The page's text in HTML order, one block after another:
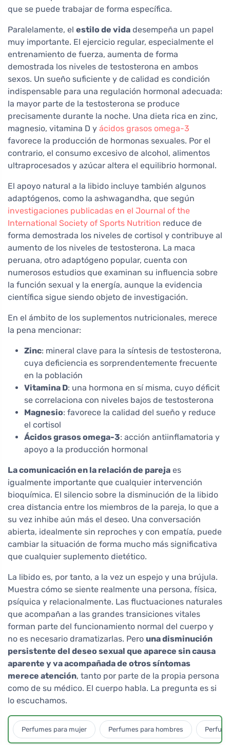
que se puede trabajar de forma específica.
Paralelamente, el estilo de vida desempeña un papel
muy importante. El ejercicio regular, especialmente el
entrenamiento de fuerza, aumenta de forma
demostrada los niveles de testosterona en ambos
sexos. Un sueño suficiente y de calidad es condición
indispensable para una regulación hormonal adecuada:
la mayor parte de la testosterona se produce
precisamente durante la noche. Una dieta rica en zinc,
magnesio, vitamina D y ácidos grasos omega-3
favorece la producción de hormonas sexuales. Por el
contrario, el consumo excesivo de alcohol, alimentos
ultraprocesados y azúcar altera el equilibrio hormonal.
El apoyo natural a la libido incluye también algunos
adaptógenos, como la ashwagandha, que según
investigaciones publicadas en el Journal of the
International Society of Sports Nutrition reduce de
forma demostrada los niveles de cortisol y contribuye al
aumento de los niveles de testosterona. La maca
peruana, otro adaptógeno popular, cuenta con
numerosos estudios que examinan su influencia sobre
la función sexual y la energía, aunque la evidencia
científica sigue siendo objeto de investigación.
En el ámbito de los suplementos nutricionales, merece
la pena mencionar:
Zinc: mineral clave para la síntesis de testosterona,
cuya deficiencia es sorprendentemente frecuente
en la población
Vitamina D: una hormona en sí misma, cuyo déficit
se correlaciona con niveles bajos de testosterona
Magnesio: favorece la calidad del sueño y reduce
el cortisol
Ácidos grasos omega-3: acción antiinflamatoria y
apoyo a la producción hormonal
La comunicación en la relación de pareja es
igualmente importante que cualquier intervención
bioquímica. El silencio sobre la disminución de la libido
crea distancia entre los miembros de la pareja, lo que a
su vez inhibe aún más el deseo. Una conversación
abierta, idealmente sin reproches y con empatía, puede
cambiar la situación de forma mucho más significativa
que cualquier suplemento dietético.
La libido es, por tanto, a la vez un espejo y una brújula.
Muestra cómo se siente realmente una persona, física,
psíquica y relacionalmente. Las fluctuaciones naturales
que acompañan a las grandes transiciones vitales
forman parte del funcionamiento normal del cuerpo y
no es necesario dramatizarlas. Pero una disminución
persistente del deseo sexual que aparece sin causa
aparente y va acompañada de otros síntomas
merece atención, tanto por parte de la propia persona
como de su médico. El cuerpo habla. La pregunta es si
lo escuchamos.
Perfumes para mujer Perfumes para hombres